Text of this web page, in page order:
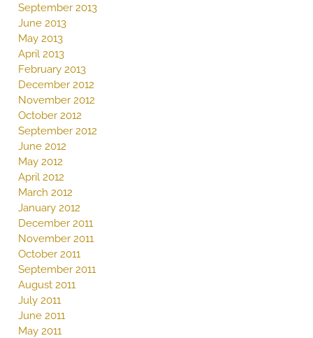
September 2013
June 2013
May 2013
April 2013
February 2013
December 2012
November 2012
October 2012
September 2012
June 2012
May 2012
April 2012
March 2012
January 2012
December 2011
November 2011
October 2011
September 2011
August 2011
July 2011
June 2011
May 2011